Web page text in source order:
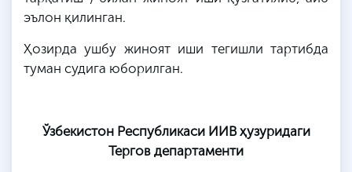
эълон қилинган.
Ҳозирда ушбу жиноят иши тегишли тартибда
туман судига юборилган.
Ўзбекистон Республикаси ИИВ ҳузуридаги
Тергов департаменти